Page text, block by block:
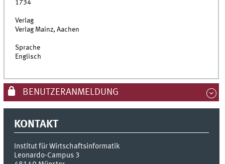
1734
Verlag
Verlag Mainz, Aachen
Sprache
Englisch
BENUTZERANMELDUNG
KONTAKT
Institut für Wirtschaftsinformatik
Leonardo-Campus 3